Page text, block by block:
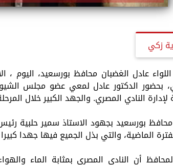
زكي
عادل الغضبان محافظ بورسعيد، اليوم ،
بحضور الدكتور عادل لمعي عضو مجلس
لإدارة النادي المصري. والجهد الكبير خلال
بورسعيد بجهود الاستاذ سمير حلبية رئيس
الماضية، والتي بذل الجميع فيها جهدا
أن النادي المصري بمثابة الماء